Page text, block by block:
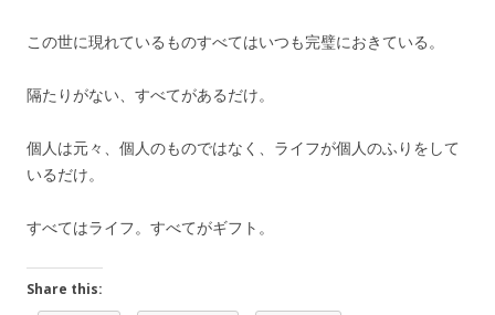
この世に現れているものすべてはいつも完璧におきている。
隔たりがない、すべてがあるだけ。
個人は元々、個人のものではなく、ライフが個人のふりをして
いるだけ。
すべてはライフ。すべてがギフト。
Share this: